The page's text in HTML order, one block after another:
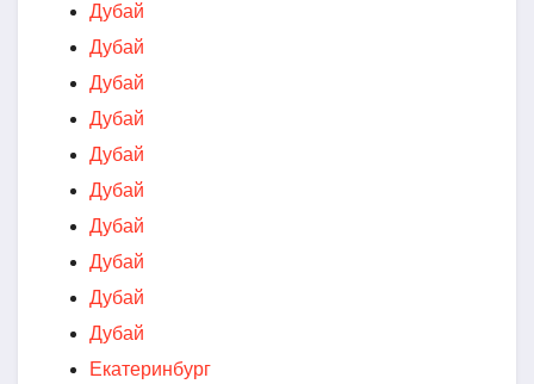
Дубай
Дубай
Дубай
Дубай
Дубай
Дубай
Дубай
Дубай
Дубай
Дубай
Екатеринбург